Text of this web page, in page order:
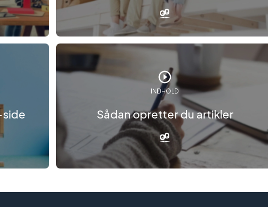
side
INDHOLD
Sådan opretter du artikler